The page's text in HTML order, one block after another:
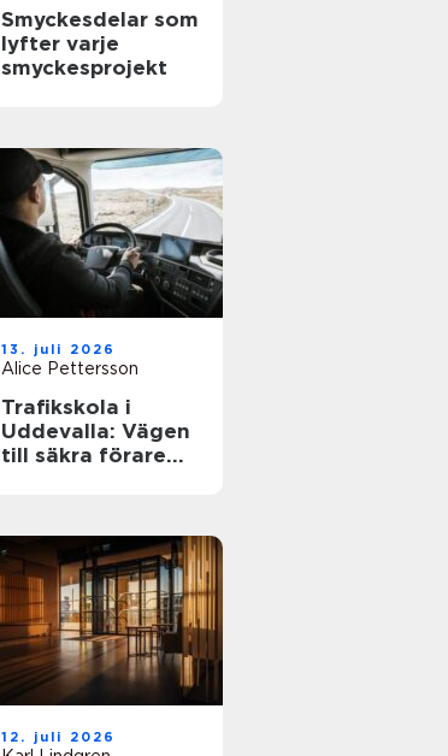
Smyckesdelar som
lyfter varje
smyckesprojekt
13. juli 2026
Alice Pettersson
Trafikskola i
Uddevalla: Vägen
till säkra förare
12. juli 2026